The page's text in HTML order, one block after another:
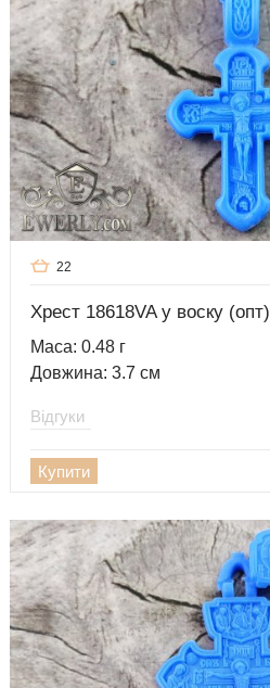
22
Хрест 18618VA у воску (опт)
Маса: 0.48 г
Довжина: 3.7 см
Відгуки
Купити